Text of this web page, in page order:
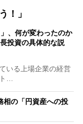
！」
、何が変わったのか
投資の具体的な説
いる上場企業の経営
…
相の「円資産への投